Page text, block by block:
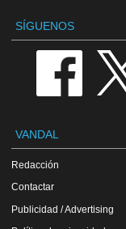
SÍGUENOS
VANDAL
Redacción
Contactar
Publicidad / Advertising